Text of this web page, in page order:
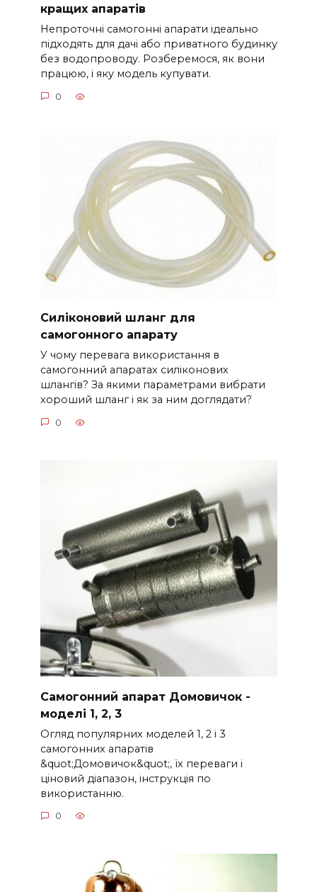
кращих апаратів
Непроточні самогонні апарати ідеально
підходять для дачі або приватного будинку
без водопроводу. Розберемося, як вони
працюю, і яку модель купувати.
0
Силіконовий шланг для
самогонного апарату
У чому перевага використання в
самогонний апаратах силіконових
шлангів? За якими параметрами вибрати
хороший шланг і як за ним доглядати?
0
Самогонний апарат Домовичок -
моделі 1, 2, 3
Огляд популярних моделей 1, 2 і 3
самогонних апаратів
&quot;Домовичок&quot;, їх переваги і
ціновий діапазон, інструкція по
використанню.
0